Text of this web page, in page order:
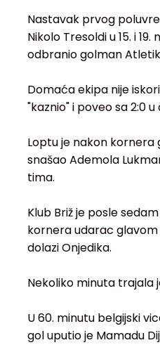
Nastavak prvog
Nikolo Tresoldi u 15. i
odbranio golman
Domaća ekipa nije
"kaznio" i poveo sa 2:0
Loptu je nakon
snašao Ademola
tima.
Klub Briž je posle
kornera udarac
dolazi Onjedika.
Nekoliko minuta trajala
U 60. minutu belgijski
gol uputio je Mamadu